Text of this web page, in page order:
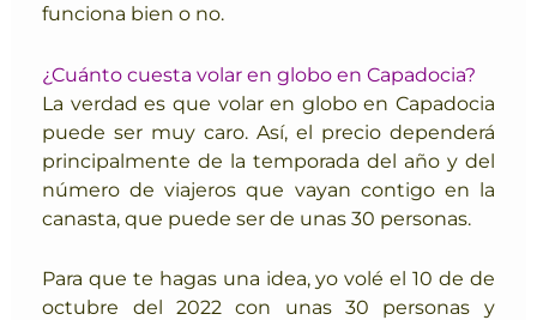
funciona bien o no.
¿Cuánto cuesta volar en globo en Capadocia?
La verdad es que volar en globo en Capadocia
puede ser muy caro. Así, el precio dependerá
principalmente de la temporada del año y del
número de viajeros que vayan contigo en la
canasta, que puede ser de unas 30 personas.
Para que te hagas una idea, yo volé el 10 de de
octubre del 2022 con unas 30 personas y